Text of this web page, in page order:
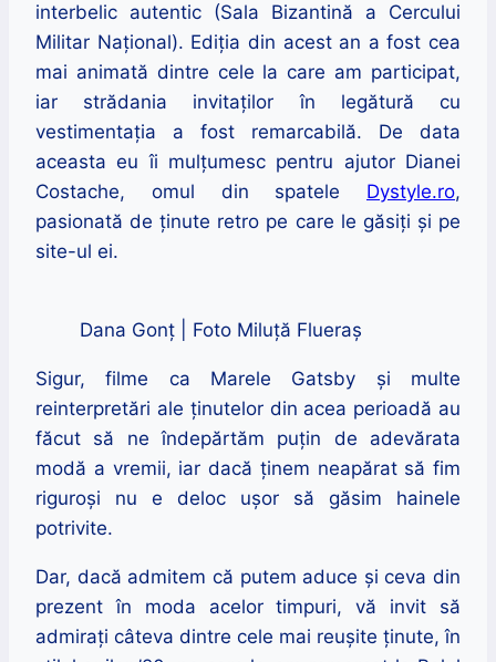
interbelic autentic (Sala Bizantină a Cercului
Militar Național). Ediția din acest an a fost cea
mai animată dintre cele la care am participat,
iar strădania invitaților în legătură cu
vestimentația a fost remarcabilă. De data
aceasta eu îi mulțumesc pentru ajutor Dianei
Costache, omul din spatele Dystyle.ro,
pasionată de ținute retro pe care le găsiți și pe
site-ul ei.
Dana Gonț | Foto Miluță Flueraș
Sigur, filme ca Marele Gatsby și multe
reinterpretări ale ținutelor din acea perioadă au
făcut să ne îndepărtăm puțin de adevărata
modă a vremii, iar dacă ținem neapărat să fim
riguroși nu e deloc ușor să găsim hainele
potrivite.
Dar, dacă admitem că putem aduce și ceva din
prezent în moda acelor timpuri, vă invit să
admirați câteva dintre cele mai reușite ținute, în